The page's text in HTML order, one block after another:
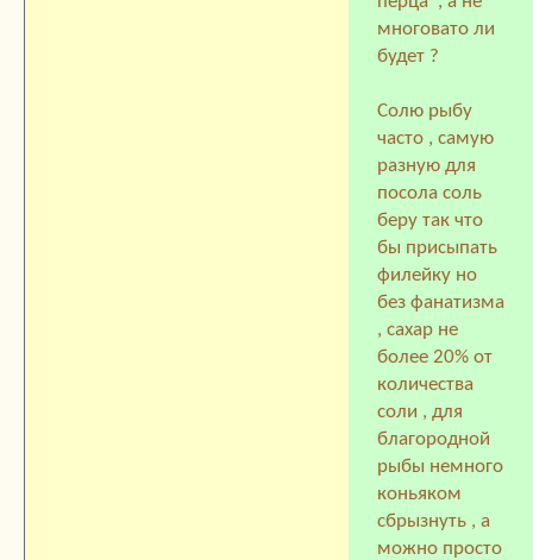
многовато ли
будет ?
Солю рыбу
часто , самую
разную для
посола соль
беру так что
бы присыпать
филейку но
без фанатизма
, сахар не
более 20% от
количества
соли , для
благородной
рыбы немного
коньяком
сбрызнуть , а
можно просто